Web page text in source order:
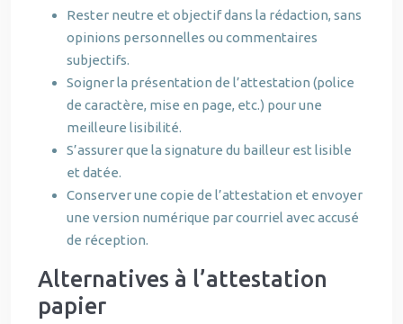
Rester neutre et objectif dans la rédaction, sans
opinions personnelles ou commentaires
subjectifs.
Soigner la présentation de l’attestation (police
de caractère, mise en page, etc.) pour une
meilleure lisibilité.
S’assurer que la signature du bailleur est lisible
et datée.
Conserver une copie de l’attestation et envoyer
une version numérique par courriel avec accusé
de réception.
Alternatives à l’attestation
papier